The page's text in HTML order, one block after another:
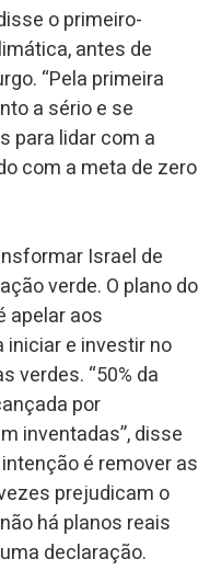
o primeiro-
antes de
“Pela primeira
a sério e se
para lidar com a
com a meta de zero
Israel de
verde. O plano do
apelar aos
e investir no
verdes. “50% da
por
inventadas”, disse
é remover as
prejudicam o
há planos reais
declaração.